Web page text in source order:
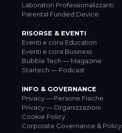
Laboratori Professionalizzanti
Parental Funded Device
RISORSE & EVENTI
Eventi e corsi Education
Eventi e corsi Business
Bubble Tech — Magazine
Startech — Podcast
INFO & GOVERNANCE
Privacy — Persone Fisiche
Privacy — Organizzazioni
Cookie Policy
Corporate Governance & Policy